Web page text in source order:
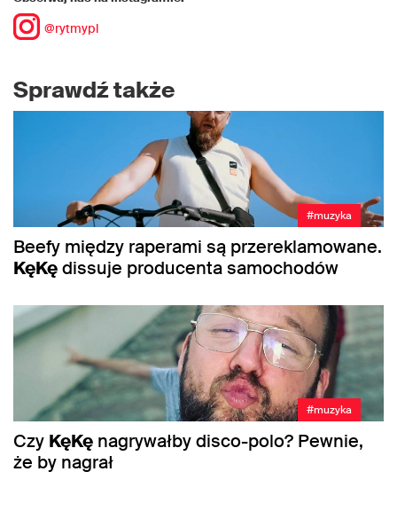
@rytmypl
Sprawdź także
#muzyka
Beefy między raperami są przereklamowane.
KęKędissuje producenta samochodów
#muzyka
Czy KęKę nagrywałby disco-polo? Pewnie,
że by nagrał